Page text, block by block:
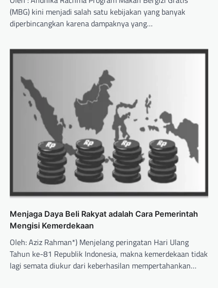
(MBG) kini menjadi salah satu kebijakan yang banyak
diperbincangkan karena dampaknya yang…
Menjaga Daya Beli Rakyat adalah Cara Pemerintah
Mengisi Kemerdekaan
Oleh: Aziz Rahman*) Menjelang peringatan Hari Ulang
Tahun ke-81 Republik Indonesia, makna kemerdekaan tidak
lagi semata diukur dari keberhasilan mempertahankan…